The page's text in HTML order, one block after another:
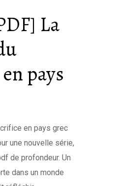
La
pays
en pays grec
une nouvelle série,
de profondeur. Un
dans un monde